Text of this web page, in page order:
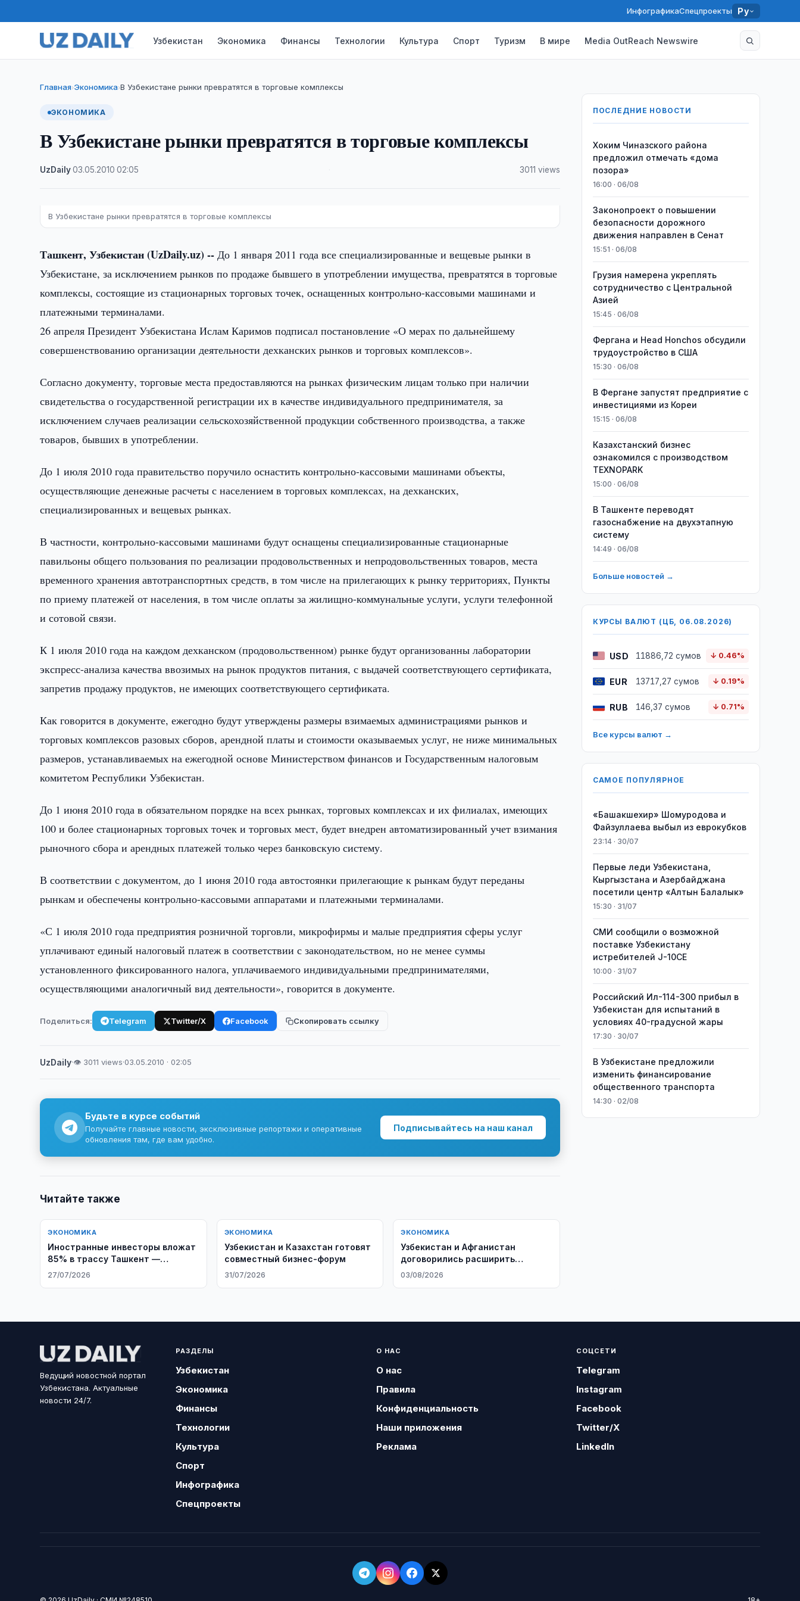
ИнфографикаСпецпроекты Ру
Узбекистан Экономика Финансы Технологии Культура Спорт Туризм В мире Media OutReach Newswire
Главная›Экономика›В Узбекистане рынки превратятся в торговые комплексы
ЭКОНОМИКА
В Узбекистане рынки превратятся в торговые комплексы
UzDaily·03.05.2010 ·02:05 3011 views
В Узбекистане рынки превратятся в торговые комплексы
Ташкент, Узбекистан (UzDaily.uz) -- До 1 января 2011 года все специализированные и вещевые рынки в
Узбекистане, за исключением рынков по продаже бывшего в употреблении имущества, превратятся в торговые
комплексы, состоящие из стационарных торговых точек, оснащенных контрольно-кассовыми машинами и
платежными терминалами.
26 апреля Президент Узбекистана Ислам Каримов подписал постановление «О мерах по дальнейшему
совершенствованию организации деятельности дехканских рынков и торговых комплексов».
Согласно документу, торговые места предоставляются на рынках физическим лицам только при наличии
свидетельства о государственной регистрации их в качестве индивидуального предпринимателя, за
исключением случаев реализации сельскохозяйственной продукции собственного производства, а также
товаров, бывших в употреблении.
До 1 июля 2010 года правительство поручило оснастить контрольно-кассовыми машинами объекты,
осуществляющие денежные расчеты с населением в торговых комплексах, на дехканских,
специализированных и вещевых рынках.
В частности, контрольно-кассовыми машинами будут оснащены специализированные стационарные
павильоны общего пользования по реализации продовольственных и непродовольственных товаров, места
временного хранения автотранспортных средств, в том числе на прилегающих к рынку территориях, Пункты
по приему платежей от населения, в том числе оплаты за жилищно-коммунальные услуги, услуги телефонной
и сотовой связи.
К 1 июля 2010 года на каждом дехканском (продовольственном) рынке будут организованны лаборатории
экспресс-анализа качества ввозимых на рынок продуктов питания, с выдачей соответствующего сертификата,
запретив продажу продуктов, не имеющих соответствующего сертификата.
Как говорится в документе, ежегодно будут утверждены размеры взимаемых администрациями рынков и
торговых комплексов разовых сборов, арендной платы и стоимости оказываемых услуг, не ниже минимальных
размеров, устанавливаемых на ежегодной основе Министерством финансов и Государственным налоговым
комитетом Республики Узбекистан.
До 1 июня 2010 года в обязательном порядке на всех рынках, торговых комплексах и их филиалах, имеющих
100 и более стационарных торговых точек и торговых мест, будет внедрен автоматизированный учет взимания
рыночного сбора и арендных платежей только через банковскую систему.
В соответствии с документом, до 1 июня 2010 года автостоянки прилегающие к рынкам будут переданы
рынкам и обеспечены контрольно-кассовыми аппаратами и платежными терминалами.
«С 1 июля 2010 года предприятия розничной торговли, микрофирмы и малые предприятия сферы услуг
уплачивают единый налоговый платеж в соответствии с законодательством, но не менее суммы
установленного фиксированного налога, уплачиваемого индивидуальными предпринимателями,
осуществляющими аналогичный вид деятельности», говорится в документе.
Поделиться: Telegram Twitter/X Facebook Скопировать ссылку
UzDaily·👁 3011 views·03.05.2010 · 02:05
Будьте в курсе событий
Получайте главные новости, эксклюзивные репортажи и оперативные
обновления там, где вам удобно.
Подписывайтесь на наш канал
Читайте также
ЭКОНОМИКА
Иностранные инвесторы вложат
85% в трассу Ташкент —
Самарканд
27/07/2026
ЭКОНОМИКА
Узбекистан и Казахстан готовят
совместный бизнес-форум
31/07/2026
ЭКОНОМИКА
Узбекистан и Афганистан
договорились расширить
стратегическое сотрудничество
03/08/2026
ПОСЛЕДНИЕ НОВОСТИ
Хоким Чиназского района
предложил отмечать «дома
позора»
16:00 · 06/08
Законопроект о повышении
безопасности дорожного
движения направлен в Сенат
15:51 · 06/08
Грузия намерена укреплять
сотрудничество с Центральной
Азией
15:45 · 06/08
Фергана и Head Honchos обсудили
трудоустройство в США
15:30 · 06/08
В Фергане запустят предприятие с
инвестициями из Кореи
15:15 · 06/08
Казахстанский бизнес
ознакомился с производством
TEXNOPARK
15:00 · 06/08
В Ташкенте переводят
газоснабжение на двухэтапную
систему
14:49 · 06/08
Больше новостей →
КУРСЫ ВАЛЮТ (ЦБ, 06.08.2026)
USD 11886,72 сумов ↓ 0.46%
EUR 13717,27 сумов ↓ 0.19%
RUB 146,37 сумов ↓ 0.71%
Все курсы валют →
САМОЕ ПОПУЛЯРНОЕ
«Башакшехир» Шомуродова и
Файзуллаева выбыл из еврокубков
23:14 · 30/07
Первые леди Узбекистана,
Кыргызстана и Азербайджана
посетили центр «Алтын Балалык»
15:30 · 31/07
СМИ сообщили о возможной
поставке Узбекистану
истребителей J-10CE
10:00 · 31/07
Российский Ил-114-300 прибыл в
Узбекистан для испытаний в
условиях 40-градусной жары
17:30 · 30/07
В Узбекистане предложили
изменить финансирование
общественного транспорта
14:30 · 02/08
Ведущий новостной портал
Узбекистана. Актуальные
новости 24/7.
РАЗДЕЛЫ
Узбекистан
Экономика
Финансы
Технологии
Культура
Спорт
Инфографика
Спецпроекты
О НАС
О нас
Правила
Конфиденциальность
Наши приложения
Реклама
СОЦСЕТИ
Telegram
Instagram
Facebook
Twitter/X
LinkedIn